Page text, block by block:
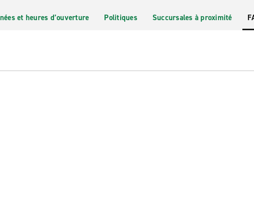
et heures d’ouverture Politiques Succursales à proximité